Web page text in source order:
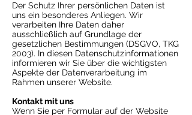
Der Schutz Ihrer persönlichen Daten ist
uns ein besonderes Anliegen. Wir
verarbeiten Ihre Daten daher
ausschließlich auf Grundlage der
gesetzlichen Bestimmungen (DSGVO, TKG
2003). In diesen Datenschutzinformationen
informieren wir Sie über die wichtigsten
Aspekte der Datenverarbeitung im
Rahmen unserer Website.
Kontakt mit uns
Wenn Sie per Formular auf der Website